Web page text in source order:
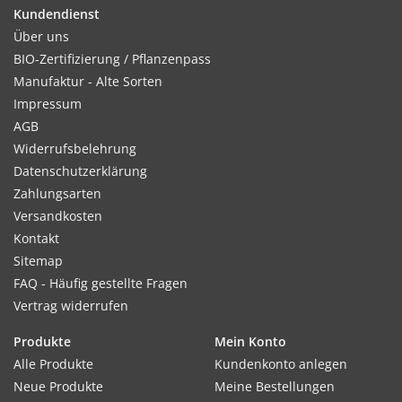
keimhemmend wirken.
Kultur:
Reihenabstand 30 cm, in der Reihe 30cm. Bei Bedarf nach
dem Aufl aufen auf Abstand verziehen, Auspfl anzung nicht
zu tief.
Standort:
Möglichst sonnig. Bevorzugt lockere, humusreiche Böden,
schwere Böden sind ungeeignet. Nur sehr vorsichtig düngen,
Ernte / Blüte:
Kundendienst
Über uns
BIO-Zertifizierung / Pflanzenpass
Manufaktur - Alte Sorten
Impressum
AGB
Widerrufsbelehrung
Datenschutzerklärung
Zahlungsarten
Versandkosten
Kontakt
Sitemap
FAQ - Häufig gestellte Fragen
Vertrag widerrufen
Produkte
Alle Produkte
Neue Produkte
Mein Konto
Kundenkonto anlegen
Meine Bestellungen